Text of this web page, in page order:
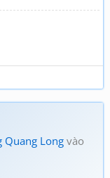
Quang Long vào